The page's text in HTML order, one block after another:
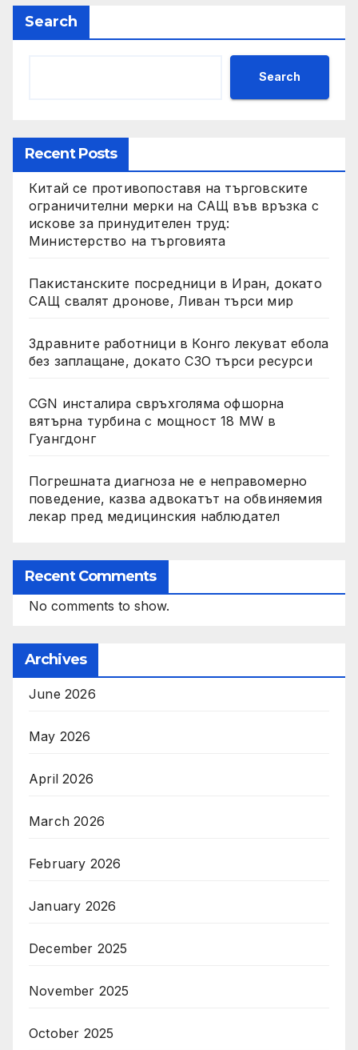
Search
Search
Recent Posts
Китай се противопоставя на търговските
ограничителни мерки на САЩ във връзка с
искове за принудителен труд:
Министерство на търговията
Пакистанските посредници в Иран, докато
САЩ свалят дронове, Ливан търси мир
Здравните работници в Конго лекуват ебола
без заплащане, докато СЗО търси ресурси
CGN инсталира свръхголяма офшорна
вятърна турбина с мощност 18 MW в
Гуангдонг
Погрешната диагноза не е неправомерно
поведение, казва адвокатът на обвиняемия
лекар пред медицинския наблюдател
Recent Comments
No comments to show.
Archives
June 2026
May 2026
April 2026
March 2026
February 2026
January 2026
December 2025
November 2025
October 2025